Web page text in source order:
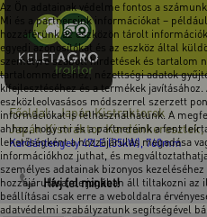
Az Ön adatainak védelme fontos a
Mi és a partnereink információkat –
hozzáférünk az eszközön tárolt
egyedi azonosítókat és az eszköz által
személyre szabott hirdetések és tartalom
tartalomméréshez, nézettségi adatok
kifejlesztéséhez és a termékek
eszközleolvasásos módszerrel szerzett
információkat is felhasználhatunk. A
ahhoz, hogy mi és a partnereink a fent
lehetőségként a hozzájárulás megadása
információkhoz juthat, és
személyes adatainak bizonyos
hozzájárulása, de jogában áll tiltakozni az
beállításai csak erre a weboldalra
adatvédelmi szabályzatunk segítségével
Főoldal-Japán Kistraktorok -
Japán Kistraktor Kardánkeresztek,
Kardántengely 47LE (35kW), 760mm
Hívj fel minket!